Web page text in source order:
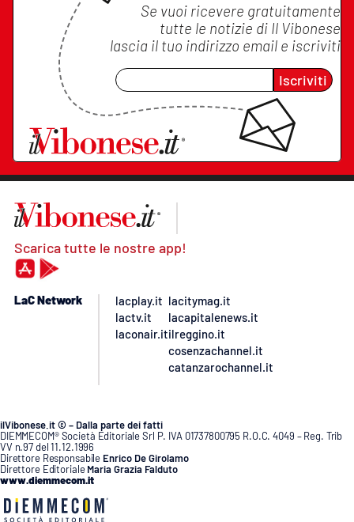
Se vuoi ricevere gratuitamente
tutte le notizie di Il Vibonese
lascia il tuo indirizzo email e iscriviti
Iscriviti
Scarica tutte le nostre app!
LaC Network
lacplay.it
lactv.it
laconair.it
lacitymag.it
lacapitalenews.it
ilreggino.it
cosenzachannel.it
catanzarochannel.it
ilVibonese.it © – Dalla parte dei fatti
DIEMMECOM® Società Editoriale Srl P. IVA 01737800795 R.O.C. 4049 – Reg. Trib
VV n.97 del 11.12.1996
Direttore Responsabile Enrico De Girolamo
Direttore Editoriale Maria Grazia Falduto
www.diemmecom.it